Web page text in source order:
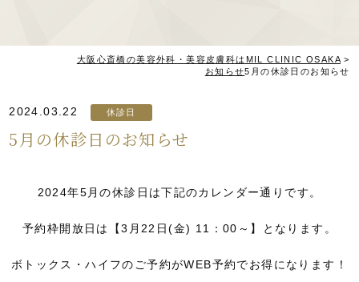
大阪心斎橋の美容外科・美容皮膚科はMIL CLINIC OSAKA>
お知らせ5月の休診日のお知らせ
2024.03.22 休診日
5月の休診日のお知らせ
2024年5月の休診日は下記のカレンダー通りです。
予約枠開放日は【3月22日(金) 11：00～】となります。
ボトックス・ハイフのご予約がWEB予約でお得になります！